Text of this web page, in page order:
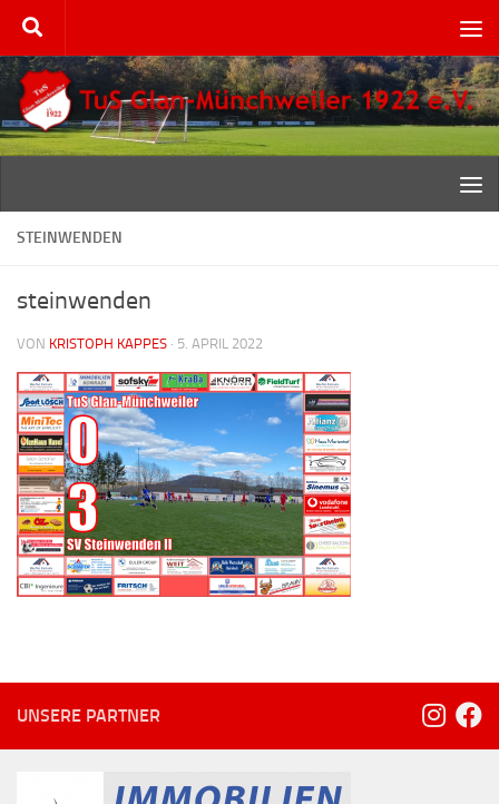
Zum Inhalt springen
STEINWENDEN
steinwenden
VON KRISTOPH KAPPES · 5. APRIL 2022
UNSERE PARTNER